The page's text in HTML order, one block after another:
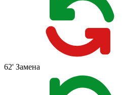
62' Замена